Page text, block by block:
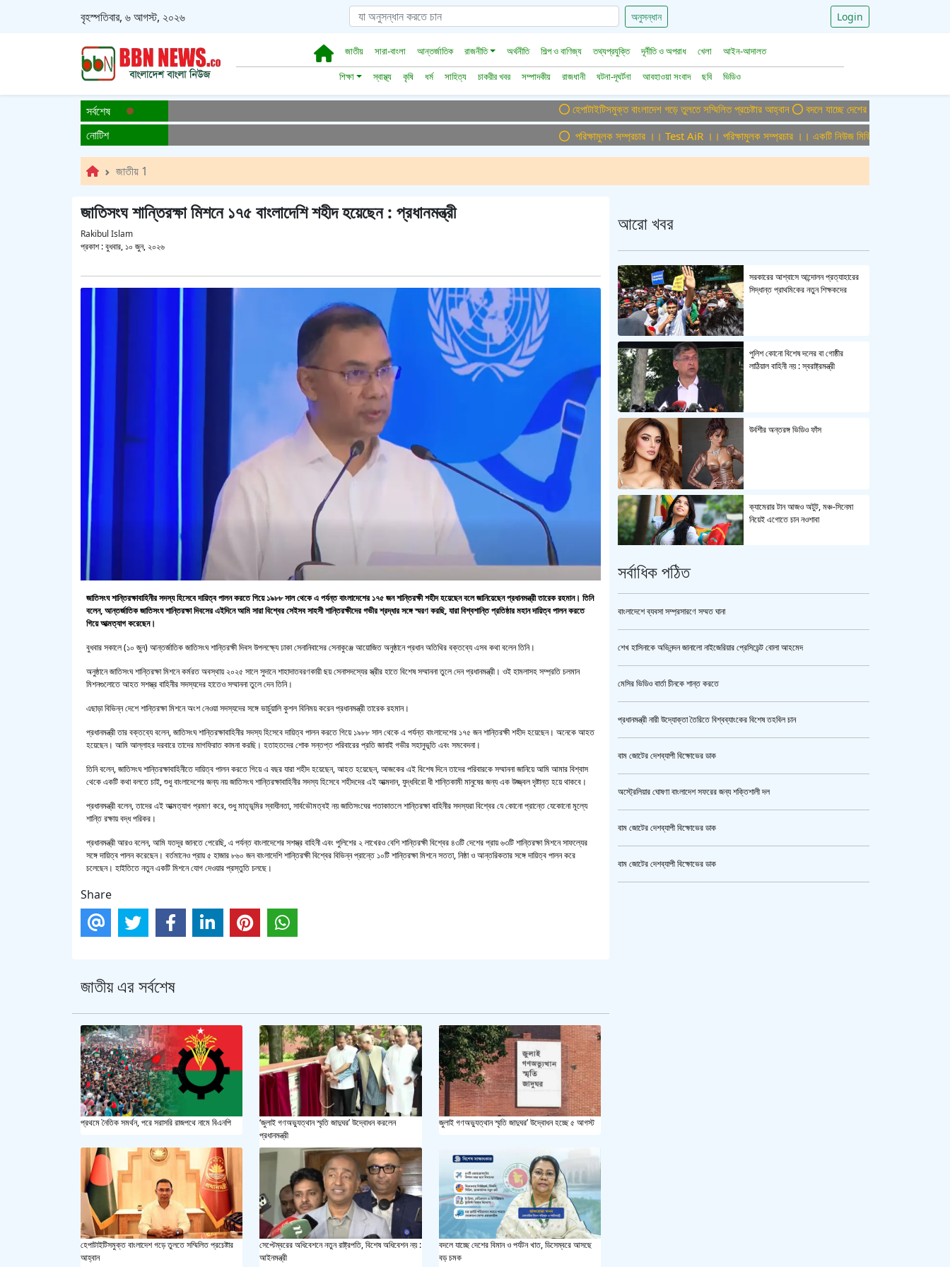
বৃহস্পতিবার, ৬ আগস্ট, ২০২৬ অনুসন্ধান Login
জাতীয় সারা-বাংলা আন্তর্জাতিক রাজনীতি অর্থনীতি শিল্প ও বাণিজ্য তথ্যপ্রযুক্তি দূর্নীতি ও অপরাধ খেলা
আইন-আদালত
শিক্ষা
স্বাস্থ্য কৃষি ধর্ম সাহিত্য চাকরীর খবর সম্পাদকীয় রাজধানী ঘটনা-দূঘর্টনা আবহাওয়া সংবাদ ছবি ভিডিও
সর্বশেষ হেপাটাইটিসমুক্ত বাংলাদেশ গড়ে তুলতে সম্মিলিত প্রচেষ্টার আহ্বান বদলে যাচ্ছে দেশের বিমান ও পর্যটন খাত,
নোটিশ পরিক্ষামুলক সম্প্রচার ।। Test AiR ।। পরিক্ষামুলক সম্প্রচার ।। একটি নিউজ মিডিয়া হাউজের জন্য অফিস
জাতীয় 1
জাতিসংঘ শান্তিরক্ষা মিশনে ১৭৫ বাংলাদেশি শহীদ হয়েছেন : প্রধানমন্ত্রী
Rakibul Islam
প্রকাশ :বুধবার, ১০ জুন, ২০২৬
জাতিসংঘ শান্তিরক্ষাবাহিনীর সদস্য হিসেবে দায়িত্ব পালন করতে গিয়ে ১৯৮৮ সাল থেকে এ পর্যন্ত বাংলাদেশের ১৭৫ জন শান্তিরক্ষী শহীদ হয়েছেন বলে জানিয়েছেন প্রধানমন্ত্রী তারেক রহমান। তিনি
বলেন, আন্তর্জাতিক জাতিসংঘ শান্তিরক্ষা দিবসের এইদিনে আমি সারা বিশ্বের সেইসব সাহসী শান্তিরক্ষীদের গভীর শ্রদ্ধার সঙ্গে স্মরণ করছি, যারা বিশ্বশান্তি প্রতিষ্ঠার মহান দায়িত্ব পালন করতে
গিয়ে আত্মত্যাগ করেছেন।
বুধবার সকালে (১০ জুন) আন্তর্জাতিক জাতিসংঘ শান্তিরক্ষী দিবস উপলক্ষ্যে ঢাকা সেনানিবাসের সেনাকুঞ্জে আয়োজিত অনুষ্ঠানে প্রধান অতিথির বক্তব্যে এসব কথা বলেন তিনি।
অনুষ্ঠানে জাতিসংঘ শান্তিরক্ষা মিশনে কর্মরত অবস্থায় ২০২৫ সালে সুদানে শাহাদাতবরণকারী ছয় সেনাসদস্যের স্ত্রীর হাতে বিশেষ সম্মাননা তুলে দেন প্রধানমন্ত্রী। ওই হামলাসহ সম্প্রতি চলমান
মিশনগুলোতে আহত সশস্ত্র বাহিনীর সদস্যদের হাতেও সম্মাননা তুলে দেন তিনি।
এছাড়া বিভিন্ন দেশে শান্তিরক্ষা মিশনে অংশ নেওয়া সদস্যদের সঙ্গে ভার্চুয়ালি কুশল বিনিময় করেন প্রধানমন্ত্রী তারেক রহমান।
প্রধানমন্ত্রী তার বক্তব্যে বলেন, জাতিসংঘ শান্তিরক্ষাবাহিনীর সদস্য হিসেবে দায়িত্ব পালন করতে গিয়ে ১৯৮৮ সাল থেকে এ পর্যন্ত বাংলাদেশের ১৭৫ জন শান্তিরক্ষী শহীদ হয়েছেন। অনেকে আহত
হয়েছেন। আমি আল্লাহর দরবারে তাদের মাগফিরাত কামনা করছি। হতাহতদের শোক সন্তপ্ত পরিবারের প্রতি জানাই গভীর সহানুভূতি এবং সমবেদনা।
তিনি বলেন, জাতিসংঘ শান্তিরক্ষাবাহিনীতে দায়িত্ব পালন করতে গিয়ে এ বছর যারা শহীদ হয়েছেন, আহত হয়েছেন, আজকের এই বিশেষ দিনে তাদের পরিবারকে সম্মাননা জানিয়ে আমি আমার বিশ্বাস
থেকে একটি কথা বলতে চাই, শুধু বাংলাদেশের জন্য নয় জাতিসংঘ শান্তিরক্ষাবাহিনীর সদস্য হিসেবে শহীদদের এই আত্মদান, যুদ্ধবিরো ধী শান্তিকামী মানুষের জন্য এক উজ্জ্বল দৃষ্টান্ত হয়ে থাকবে।
প্রধানমন্ত্রী বলেন, তাদের এই আত্মত্যাগ প্রমাণ করে, শুধু মাতৃভূমির স্বাধীনতা, সার্বভৌমত্বই নয় জাতিসংঘের পতাকাতলে শান্তিরক্ষা বাহিনীর সদস্যরা বিশ্বের যে কোনো প্রান্তে যেকোনো মূল্যে
শান্তি রক্ষায় বদ্ধ পরিকর।
প্রধানমন্ত্রী আরও বলেন, আমি যতদূর জানতে পেরেছি, এ পর্যন্ত বাংলাদেশের সশস্ত্র বাহিনী এবং পুলিশের ২ লাখেরও বেশি শান্তিরক্ষী বিশ্বের ৪৩টি দেশের প্রায় ৬৩টি শান্তিরক্ষা মিশনে সাফল্যের
সঙ্গে দায়িত্ব পালন করেছেন। বর্তমানেও প্রায় ৫ হাজার ৮৬০ জন বাংলাদেশি শান্তিরক্ষী বিশ্বের বিভিন্ন প্রান্তে ১০টি শান্তিরক্ষা মিশনে সততা, নিষ্ঠা ও আন্তরিকতার সঙ্গে দায়িত্ব পালন করে
চলেছেন। হাইতিতে নতুন একটি মিশনে যোগ দেওয়ার প্রস্তুতি চলছে।
Share
জাতীয় এর সর্বশেষ
প্রথমে নৈতিক সমর্থন, পরে সরাসরি রাজপথে নামে বিএনপি
‘জুলাই গণঅভ্যুত্থান স্মৃতি জাদুঘর’ উদ্বোধন করলেন
প্রধানমন্ত্রী
জুলাই গণঅভ্যুত্থান স্মৃতি জাদুঘর’ উদ্বোধন হচ্ছে ৫ আগস্ট
হেপাটাইটিসমুক্ত বাংলাদেশ গড়ে তুলতে সম্মিলিত প্রচেষ্টার
আহ্বান
সেপ্টেম্বরের অধিবেশনে নতুন রাষ্ট্রপতি, বিশেষ অধিবেশন নয় :
আইনমন্ত্রী
বদলে যাচ্ছে দেশের বিমান ও পর্যটন খাত, ডিসেম্বরে আসছে
বড় চমক
আরো খবর
সরকারের আশ্বাসে আন্দোলন প্রত্যাহারের
সিদ্ধান্ত প্রাথমিকের নতুন শিক্ষকদের
পুলিশ কোনো বিশেষ দলের বা গোষ্ঠীর
লাঠিয়াল বাহিনী নয় : স্বরাষ্ট্রমন্ত্রী
উর্বশীর অন্তরঙ্গ ভিডিও ফাঁস
ক্যামেরার টান আজও অটুট, মঞ্চ-সিনেমা
নিয়েই এগোতে চান নওশাবা
আগস্ট
একরামুল হত্যা : হাসিনা-বেনজীরসহ ৮
ভারতের শিক্ষামন্ত্রী ধর্মেন্দ্র প্রধানের
সর্বাধিক পঠিত
বাংলাদেশে ব্যবসা সম্প্রসারণে সম্মত ঘানা
শেখ হাসিনাকে অভিনন্দন জানালো নাইজেরিয়ার প্রেসিডেন্ট বোলা আহমেদ
মেসির ভিডিও বার্তা চীনকে শান্ত করতে
প্রধানমন্ত্রী নারী উদ্যোক্তা তৈরিতে বিশ্বব্যাংকের বিশেষ তহবিল চান
বাম জোটের দেশব্যাপী বিক্ষোভের ডাক
অস্ট্রেলিয়ার ঘোষণা বাংলাদেশ সফরের জন্য শক্তিশালী দল
বাম জোটের দেশব্যাপী বিক্ষোভের ডাক
বাম জোটের দেশব্যাপী বিক্ষোভের ডাক